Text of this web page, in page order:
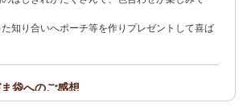
サイズ展開≫
リーでご紹介します
→ 作家名 M―Z
知り合いへポーチ等を作りプレゼントして喜ば
袋へのご感想
しのアクセントになります。軽くて丈夫なので